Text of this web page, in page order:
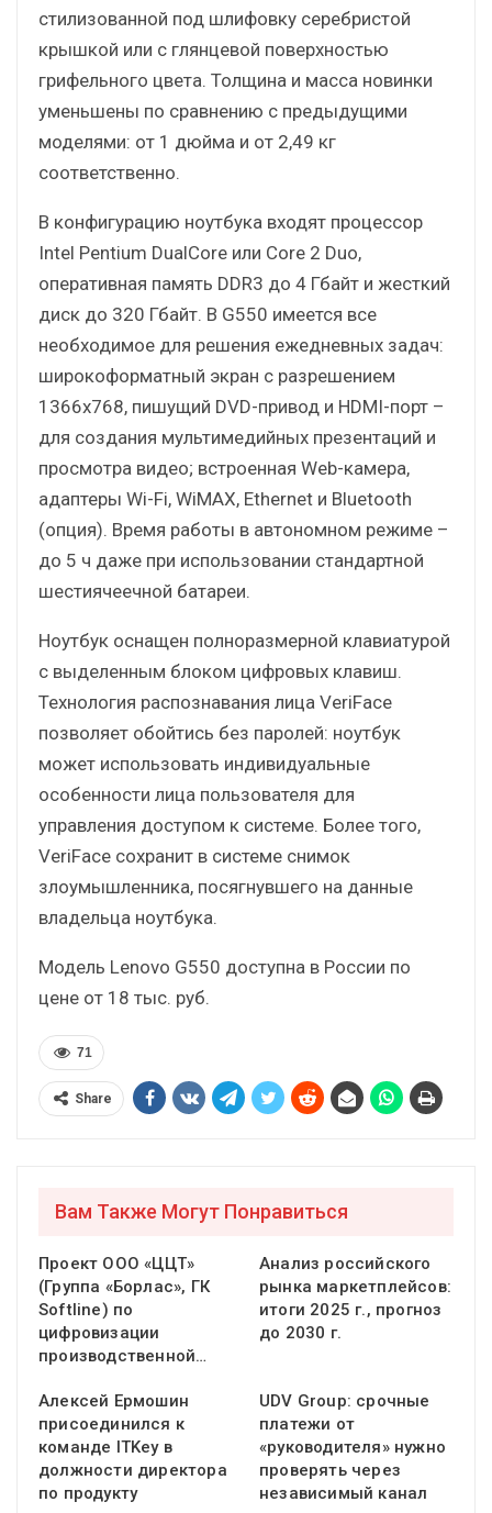
стилизованной под шлифовку серебристой
крышкой или с глянцевой поверхностью
грифельного цвета. Толщина и масса новинки
уменьшены по сравнению с предыдущими
моделями: от 1 дюйма и от 2,49 кг
соответственно.
В конфигурацию ноутбука входят процессор
Intel Pentium DualCore или Core 2 Duo,
оперативная память DDR3 до 4 Гбайт и жесткий
диск до 320 Гбайт. В G550 имеется все
необходимое для решения ежедневных задач:
широкоформатный экран с разрешением
1366х768, пишущий DVD-привод и HDMI-порт –
для создания мультимедийных презентаций и
просмотра видео; встроенная Web-камера,
адаптеры Wi-Fi, WiMAX, Ethernet и Bluetooth
(опция). Время работы в автономном режиме –
до 5 ч даже при использовании стандартной
шестиячеечной батареи.
Ноутбук оснащен полноразмерной клавиатурой
с выделенным блоком цифровых клавиш.
Технология распознавания лица VeriFace
позволяет обойтись без паролей: ноутбук
может использовать индивидуальные
особенности лица пользователя для
управления доступом к системе. Более того,
VeriFace сохранит в системе снимок
злоумышленника, посягнувшего на данные
владельца ноутбука.
Модель Lenovo G550 доступна в России по
цене от 18 тыс. руб.
71
Share
Вам Также Могут Понравиться
Проект ООО «ЦЦТ»
(Группа «Борлас», ГК
Softline) по
цифровизации
производственной…
Анализ российского
рынка маркетплейсов:
итоги 2025 г., прогноз
до 2030 г.
Алексей Ермошин
присоединился к
команде ITKey в
должности директора
по продукту
UDV Group: срочные
платежи от
«руководителя» нужно
проверять через
независимый канал